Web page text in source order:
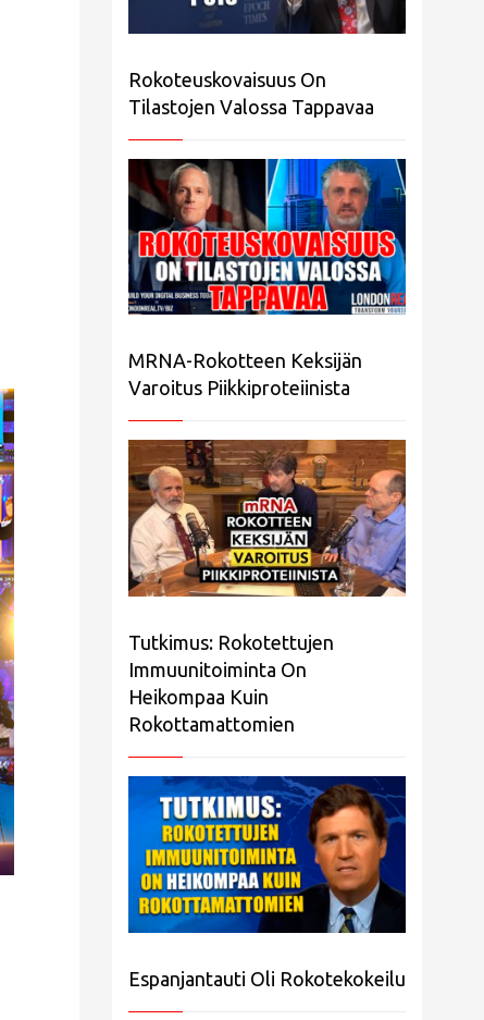
Rokoteuskovaisuus On
Tilastojen Valossa Tappavaa
MRNA-Rokotteen Keksijän
Varoitus Piikkiproteiinista
Tutkimus: Rokotettujen
Immuunitoiminta On
Heikompaa Kuin
Rokottamattomien
Espanjantauti Oli Rokotekokeilu